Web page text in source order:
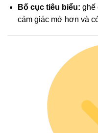
Bố cục tiêu biểu: ghế
cảm giác mở hơn và